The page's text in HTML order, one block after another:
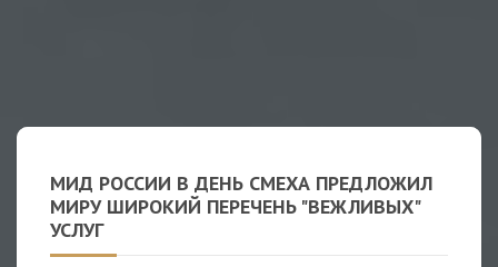
МИД РОССИИ В ДЕНЬ СМЕХА ПРЕДЛОЖИЛ
МИРУ ШИРОКИЙ ПЕРЕЧЕНЬ "ВЕЖЛИВЫХ"
УСЛУГ